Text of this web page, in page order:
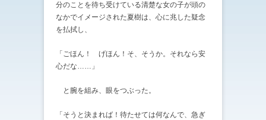
分のことを待ち受けている清楚な女の子が頭の
なかでイメージされた夏樹は、心に兆した疑念
を払拭し、
「ごほん！ げほん！そ、そうか。それなら安
心だな……」
と腕を組み、眼をつぶった。
「そうと決まれば！待たせては何なんで、急ぎ